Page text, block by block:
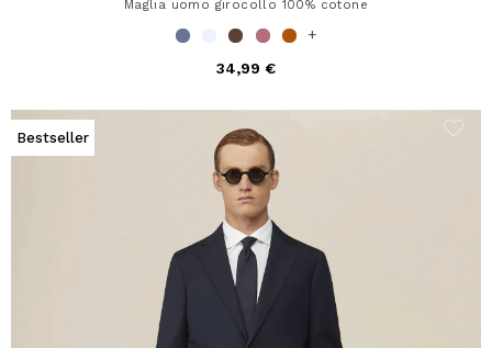
Maglia uomo girocollo 100% cotone
+
34,99 €
Bestseller